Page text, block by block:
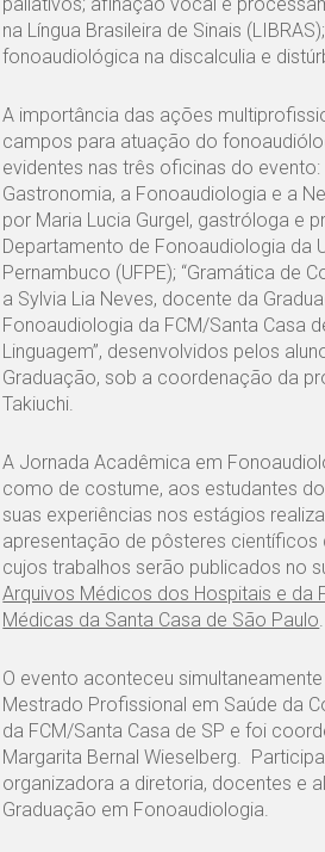
na Língua Brasileira de Sinais
fonoaudiológica na discalculia e
A importância das ações
campos para atuação do
evidentes nas três oficinas do evento:
Gastronomia, a Fonoaudiologia e a
por Maria Lucia Gurgel, gastróloga e
Departamento de Fonoaudiologia da
Pernambuco (UFPE); “Gramática de
a Sylvia Lia Neves, docente da
Fonoaudiologia da FCM/Santa Casa
Linguagem”, desenvolvidos pelos
Graduação, sob a coordenação da
Takiuchi.
A Jornada Acadêmica em
como de costume, aos estudantes
suas experiências nos estágios
apresentação de pôsteres científicos
cujos trabalhos serão publicados no
Arquivos Médicos dos Hospitais e da
Médicas da Santa Casa de São Paulo.
O evento aconteceu
Mestrado Profissional em Saúde da
da FCM/Santa Casa de SP e foi
Margarita Bernal Wieselberg.
organizadora a diretoria, docentes e
Graduação em Fonoaudiologia.